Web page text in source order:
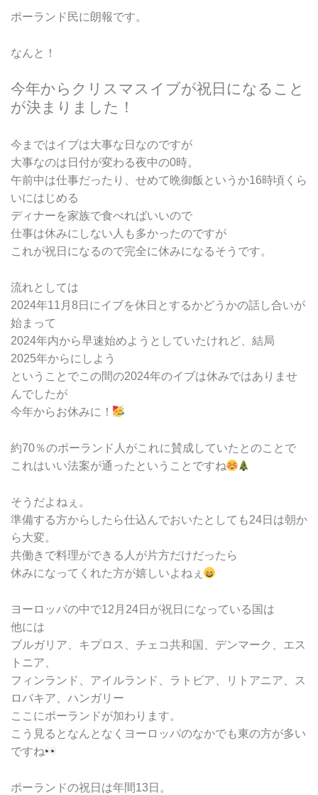
ポーランド民に朗報です。
なんと！
今年からクリスマスイブが祝日になること
が決まりました！
今まではイブは大事な日なのですが
大事なのは日付が変わる夜中の0時。
午前中は仕事だったり、せめて晩御飯というか16時頃くら
いにはじめる
ディナーを家族で食べればいいので
仕事は休みにしない人も多かったのですが
これが祝日になるので完全に休みになるそうです。
流れとしては
2024年11月8日にイブを休日とするかどうかの話し合いが
始まって
2024年内から早速始めようとしていたけれど、結局
2025年からにしよう
ということでこの間の2024年のイブは休みではありませ
んでしたが
今年からお休みに！
約70％のポーランド人がこれに賛成していたとのことで
これはいい法案が通ったということですね
そうだよねぇ。
準備する方からしたら仕込んでおいたとしても24日は朝か
ら大変。
共働きで料理ができる人が片方だけだったら
休みになってくれた方が嬉しいよねぇ
ヨーロッパの中で12月24日が祝日になっている国は
他には
ブルガリア、キプロス、チェコ共和国、デンマーク、エス
トニア、
フィンランド、アイルランド、ラトビア、リトアニア、ス
ロバキア、ハンガリー
ここにポーランドが加わります。
こう見るとなんとなくヨーロッパのなかでも東の方が多い
ですね
ポーランドの祝日は年間13日。